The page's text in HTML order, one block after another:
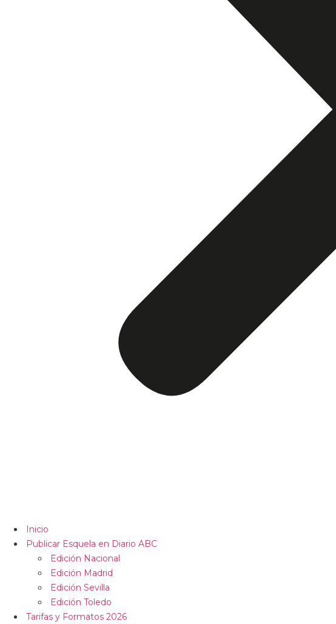
Inicio
Publicar Esquela en Diario ABC
Edición Nacional
Edición Madrid
Edición Sevilla
Edición Toledo
Tarifas y Formatos 2026